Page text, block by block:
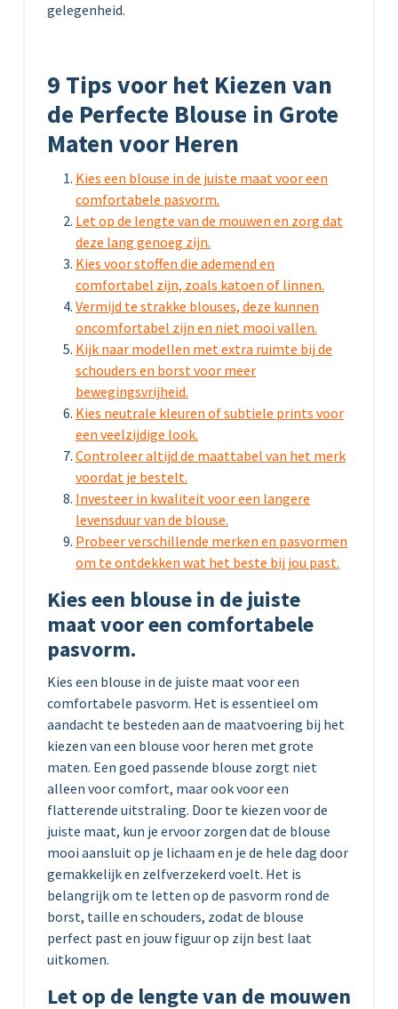
gelegenheid.
9 Tips voor het Kiezen van
de Perfecte Blouse in Grote
Maten voor Heren
Kies een blouse in de juiste maat voor een
comfortabele pasvorm.
Let op de lengte van de mouwen en zorg dat
deze lang genoeg zijn.
Kies voor stoffen die ademend en
comfortabel zijn, zoals katoen of linnen.
Vermijd te strakke blouses, deze kunnen
oncomfortabel zijn en niet mooi vallen.
Kijk naar modellen met extra ruimte bij de
schouders en borst voor meer
bewegingsvrijheid.
Kies neutrale kleuren of subtiele prints voor
een veelzijdige look.
Controleer altijd de maattabel van het merk
voordat je bestelt.
Investeer in kwaliteit voor een langere
levensduur van de blouse.
Probeer verschillende merken en pasvormen
om te ontdekken wat het beste bij jou past.
Kies een blouse in de juiste
maat voor een comfortabele
pasvorm.
Kies een blouse in de juiste maat voor een
comfortabele pasvorm. Het is essentieel om
aandacht te besteden aan de maatvoering bij het
kiezen van een blouse voor heren met grote
maten. Een goed passende blouse zorgt niet
alleen voor comfort, maar ook voor een
flatterende uitstraling. Door te kiezen voor de
juiste maat, kun je ervoor zorgen dat de blouse
mooi aansluit op je lichaam en je de hele dag door
gemakkelijk en zelfverzekerd voelt. Het is
belangrijk om te letten op de pasvorm rond de
borst, taille en schouders, zodat de blouse
perfect past en jouw figuur op zijn best laat
uitkomen.
Let op de lengte van de mouwen